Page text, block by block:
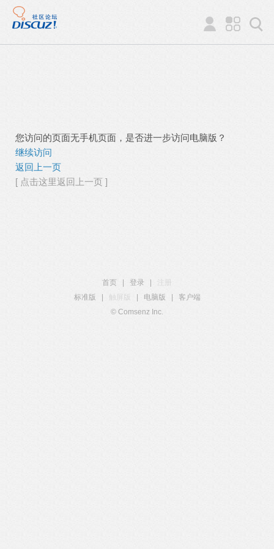
您访问的页面无手机页面，是否进一步访问电脑版？
继续访问
返回上一页
[ 点击这里返回上一页 ]
首页 登录
注册
标准版
触屏版 电脑版
客户端
© Comsenz Inc.